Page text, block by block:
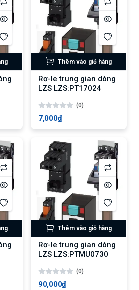
Thêm vào giỏ hàng
Rơ-le trung gian dòng
LZS LZS:PT17024
(0)
7,000₫
Thêm vào giỏ hàng
Rơ-le trung gian dòng
LZS LZS:PTMU0730
(0)
90,000₫